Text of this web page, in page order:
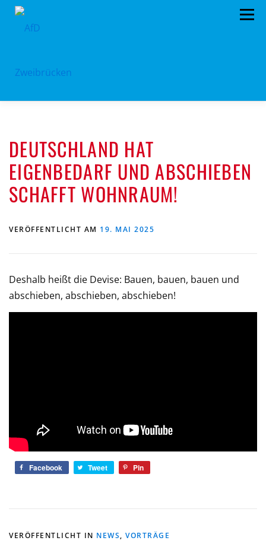
Zum
Menü
PROGRAMM VORSTAND
SPENDEN KONTAKT
DEUTSCHLAND HAT
EIGENBEDARF UND ABSCHIEBEN
SCHAFFT WOHNRAUM!
VERÖFFENTLICHT AM 19. MAI 2025
Deshalb heißt die Devise: Bauen, bauen, bauen und
abschieben, abschieben, abschieben!
Facebook Tweet Pin
VERÖFFENTLICHT IN NEWS, VORTRÄGE